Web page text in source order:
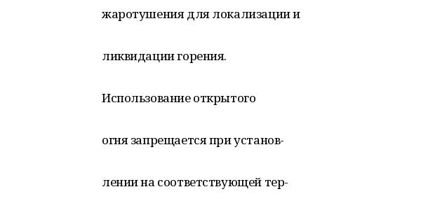
жаротушения для локализации и
ликвидации горения.
Использование открытого
огня запрещается при установ-
лении на соответствующей тер-